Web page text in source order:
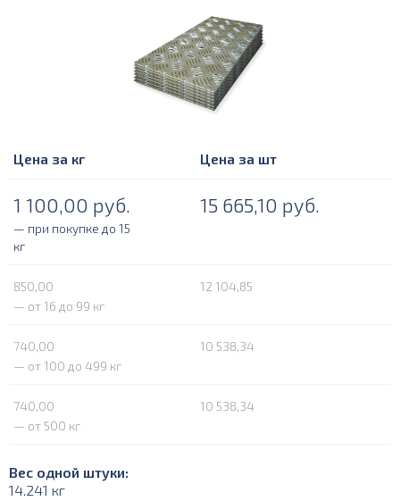
Цена за кг Цена за шт
1 100,00 руб. 15 665,10 руб.
— при покупке до 15
кг
850,00
12 104,85
— от 16 до 99 кг
740,00
10 538,34
— от 100 до 499 кг
740,00
10 538,34
— от 500 кг
Вес одной штуки:
14.241 кг